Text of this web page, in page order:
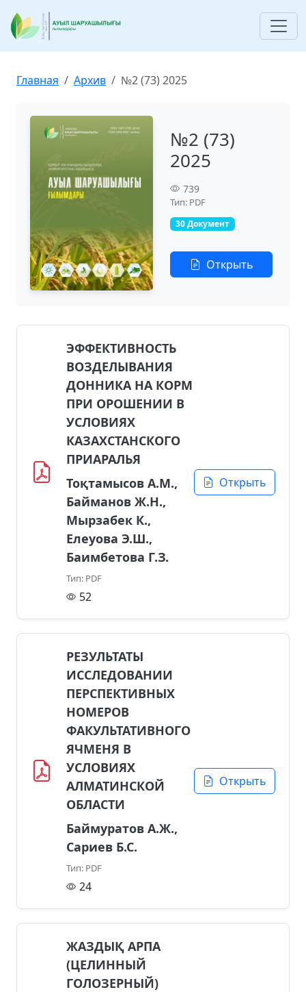
Главная Архив №2 (73) 2025
№2 (73)
2025
739
Тип: PDF
30 Документ
Открыть
ЭФФЕКТИВНОСТЬ
ВОЗДЕЛЫВАНИЯ
ДОННИКА НА КОРМ
ПРИ ОРОШЕНИИ В
УСЛОВИЯХ
КАЗАХСТАНСКОГО
ПРИАРАЛЬЯ
Тоқтамысов А.М.,
Байманов Ж.Н.,
Мырзабек К.,
Елеуова Э.Ш.,
Баимбетова Г.З.
Тип: PDF
52
Открыть
РЕЗУЛЬТАТЫ
ИССЛЕДОВАНИИ
ПЕРСПЕКТИВНЫХ
НОМЕРОВ
ФАКУЛЬТАТИВНОГО
ЯЧМЕНЯ В
УСЛОВИЯХ
АЛМАТИНСКОЙ
ОБЛАСТИ
Баймуратов А.Ж.,
Сариев Б.С.
Тип: PDF
24
Открыть
ЖАЗДЫҚ АРПА
(ЦЕЛИННЫЙ
ГОЛОЗЕРНЫЙ)